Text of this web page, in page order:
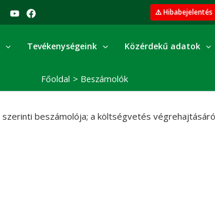
⚠️ Hibabejelentés
Tevékenységeink Közérdekű adatok
Főoldal Beszámolók
beszámolója; a költségvetés